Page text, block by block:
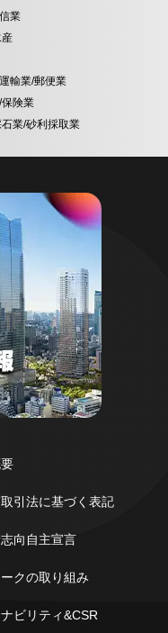
業
輸業/郵便業
険業
業/砂利採取業
引法に基づく表記
向自主宣言
クの取り組み
ビリティ&CSR